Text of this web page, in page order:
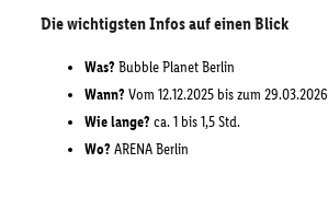
Die wichtigsten Infos auf einen Blick
Was? Bubble Planet Berlin
Wann? Vom 12.12.2025 bis zum 29.03.2026
Wie lange? ca. 1 bis 1,5 Std.
Wo? ARENA Berlin